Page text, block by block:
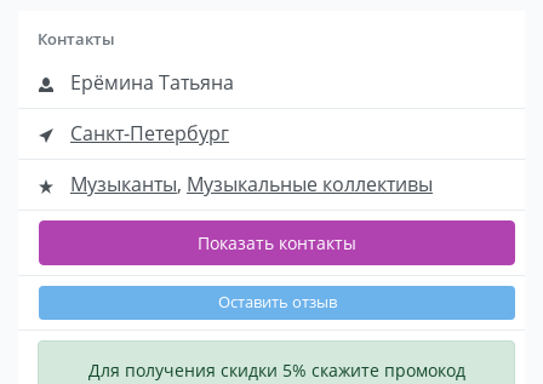
Контакты
Ерёмина Татьяна
Санкт-Петербург
Музыканты, Музыкальные коллективы
Показать контакты
Оставить отзыв
Для получения скидки 5% скажите промокод